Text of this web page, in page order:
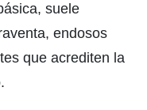
suele
endosos
que acrediten la